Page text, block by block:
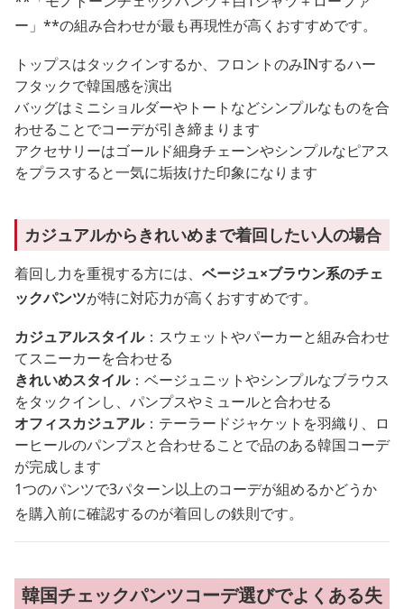
ー」**の組み合わせが最も再現性が高くおすすめです。
トップスはタックインするか、フロントのみINするハー
フタックで韓国感を演出
バッグはミニショルダーやトートなどシンプルなものを合
わせることでコーデが引き締まります
アクセサリーはゴールド細身チェーンやシンプルなピアス
をプラスすると一気に垢抜けた印象になります
カジュアルからきれいめまで着回したい人の場合
着回し力を重視する方には、 ベージュ×ブラウン系のチェ
ックパンツが特に対応力が高くおすすめです。
カジュアルスタイル：スウェットやパーカーと組み合わせ
てスニーカーを合わせる
きれいめスタイル：ベージュニットやシンプルなブラウス
をタックインし、パンプスやミュールと合わせる
オフィスカジュアル：テーラードジャケットを羽織り、ロ
ーヒールのパンプスと合わせることで品のある韓国コーデ
が完成します
1つのパンツで3パターン以上のコーデが組めるかどうか
を購入前に確認するのが着回しの鉄則です。
韓国チェックパンツコーデ選びでよくある失